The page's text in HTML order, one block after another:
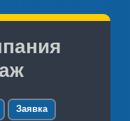
Заявка